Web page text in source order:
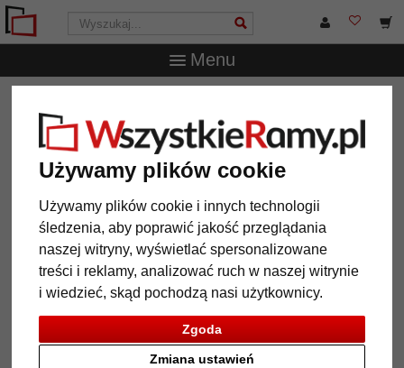
Używamy plików cookie
Używamy plików cookie i innych technologii
śledzenia, aby poprawić jakość przeglądania
naszej witryny, wyświetlać spersonalizowane
treści i reklamy, analizować ruch w naszej witrynie
i wiedzieć, skąd pochodzą nasi użytkownicy.
Zgoda
Zmiana ustawień
Menu
Gran Canaria na wymiar
Rama drewniana Gran Canaria na
wymiar